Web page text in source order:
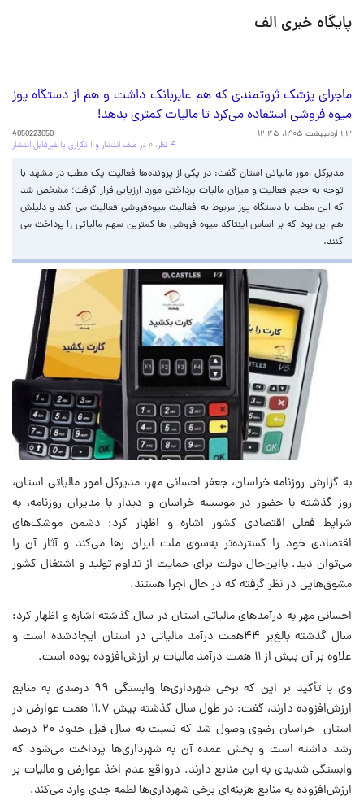
پایگاه خبری الف
ماجرای پزشک ثروتمندی که هم عابربانک داشت و هم از دستگاه پوز
میوه فروشی استفاده می‌کرد تا مالیات کمتری بدهد!
۲۳ اردیبهشت ۱۴۰۵، ۱۲:۴۵
4050223050
۴ نظر، ۰ در صف انتشار و ۱ تکراری یا غیرقابل انتشار
مدیرکل امور مالیاتی استان گفت: در یکی از پرونده‌ها فعالیت یک مطب در مشهد با
توجه به حجم فعالیت و میزان مالیات پرداختی مورد ارزیابی قرار گرفت؛ مشخص شد
که این مطب با دستگاه پوز مربوط به فعالیت میوه‌فروشی فعالیت می کند و دلیلش
هم این بود که بر اساس اینتاکد میوه فروشی ها کمترین سهم مالیاتی را پرداخت می
کنند.
به گزارش روزنامه خراسان، جعفر احسانی مهر، مدیرکل امور مالیاتی استان،
روز گذشته با حضور در موسسه خراسان و دیدار با مدیران روزنامه، به
شرایط فعلی اقتصادی کشور اشاره و اظهار کرد: دشمن موشک‌های
اقتصادی خود را گسترده‌تر به‌سوی ملت ایران رها می‌کند و آثار آن را
می‌توان دید. بااین‌حال دولت برای حمایت از تداوم تولید و اشتغال کشور
مشوق‌هایی در نظر گرفته که در حال اجرا هستند.
احسانی مهر به درآمدهای مالیاتی استان در سال گذشته اشاره و اظهار کرد:
سال گذشته بالغ‌بر ۴۴همت درآمد مالیاتی در استان ایجادشده است و
علاوه بر آن بیش از ۱۱ همت درآمد مالیات بر ارزش‌افزوده بوده است.
وی با تأکید بر این که برخی شهرداری‌ها وابستگی ۹۹ درصدی به منابع
ارزش‌افزوده دارند، گفت: در طول سال گذشته بیش ۱۱.۷ همت عوارض در
استان خراسان رضوی وصول شد که نسبت به سال قبل حدود ۲۰ درصد
رشد داشته است و بخش عمده آن به شهرداری‌ها پرداخت می‌شود که
وابستگی شدیدی به این منابع دارند. درواقع عدم اخذ عوارض و مالیات بر
ارزش‌افزوده به منابع هزینه‌ای برخی شهرداری‌ها لطمه جدی وارد می‌کند.